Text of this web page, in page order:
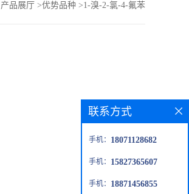
产品展厅 >优势品种 >1-溴-2-氯-4-氟苯
联系方式
手机： 18071128682
手机： 15827365607
手机： 18871456855